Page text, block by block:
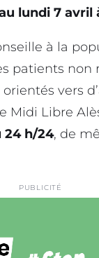
lundi 7 avril
à la
patients
vers
Midi Libre
24 h/24, de
PUBLICITÉ